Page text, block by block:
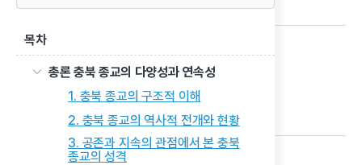
목차
총론 충북 종교의 다양성과 연속성
1. 충북 종교의 구조적 이해
2. 충북 종교의 역사적 전개와 현황
3. 공존과 지속의 관점에서 본 충북
종교의 성격
동학의 시작과 천도교
이전 글
다음 글